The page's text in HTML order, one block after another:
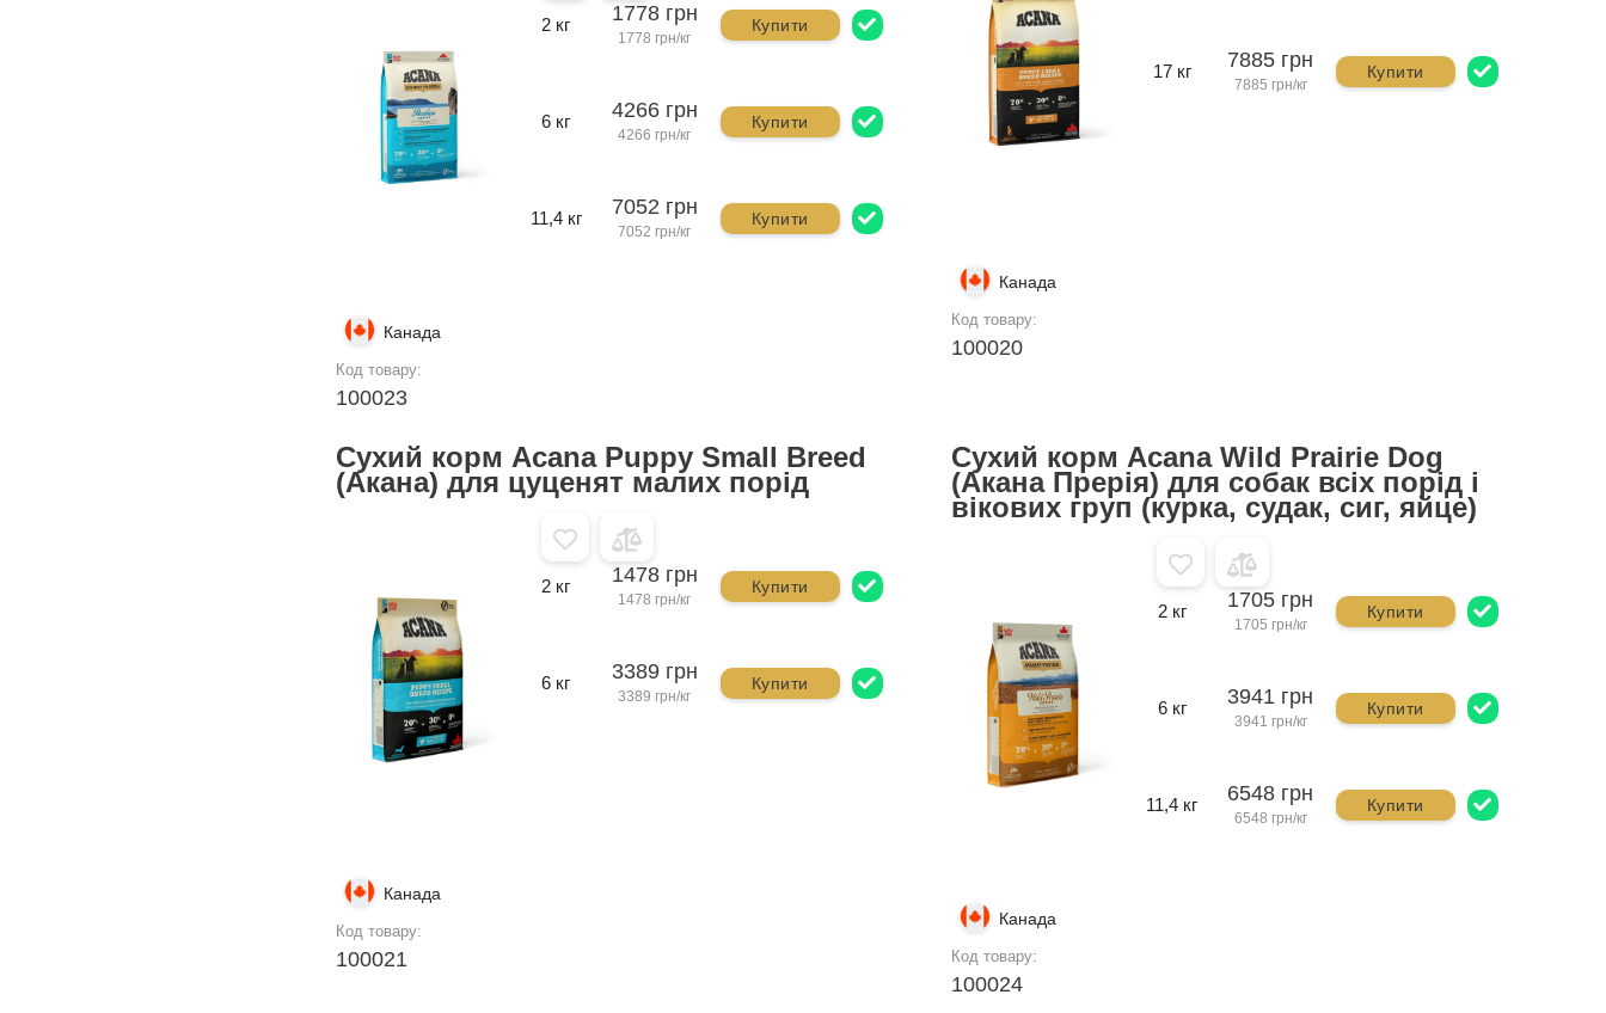
Канада
Код товару:
100023
2 кг 1778 грн
1778 грн/кг
Купити
6 кг 4266 грн
4266 грн/кг
Купити
11,4 кг 7052 грн
7052 грн/кг
Купити
Канада
Код товару:
100020
17 кг 7885 грн
7885 грн/кг
Купити
Сухий корм Acana Puppy Small Breed
(Акана) для цуценят малих порід
Канада
Код товару:
100021
2 кг 1478 грн
1478 грн/кг
Купити
6 кг 3389 грн
3389 грн/кг
Купити
Сухий корм Acana Wild Prairie Dog
(Акана Прерія) для собак всіх порід і
вікових груп (курка, судак, сиг, яйце)
Канада
Код товару:
100024
2 кг 1705 грн
1705 грн/кг
Купити
6 кг 3941 грн
3941 грн/кг
Купити
11,4 кг 6548 грн
6548 грн/кг
Купити